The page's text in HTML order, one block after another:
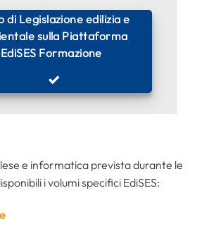
di Legislazione edilizia e
sulla Piattaforma
EdiSES Formazione
e informatica prevista durante le
i volumi specifici EdiSES: